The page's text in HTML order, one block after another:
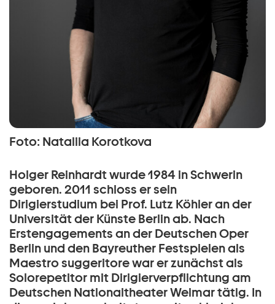
Foto: Nataliia Korotkova
Holger Reinhardt wurde 1984 in Schwerin
geboren. 2011 schloss er sein
Dirigierstudium bei Prof. Lutz Köhler an der
Universität der Künste Berlin ab. Nach
Erstengagements an der Deutschen Oper
Berlin und den Bayreuther Festspielen als
Maestro suggeritore war er zunächst als
Solorepetitor mit Dirigierverpflichtung am
Deutschen Nationaltheater Weimar tätig. In